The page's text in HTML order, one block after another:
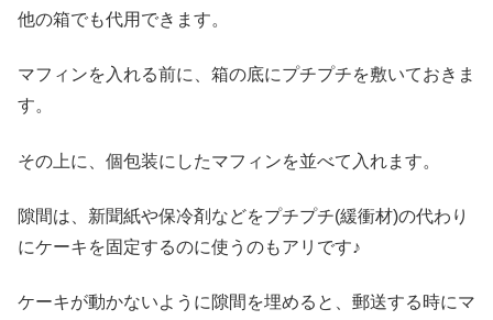
他の箱でも代用できます。
マフィンを入れる前に、箱の底にプチプチを敷いておきま
す。
その上に、個包装にしたマフィンを並べて入れます。
隙間は、新聞紙や保冷剤などをプチプチ(緩衝材)の代わり
にケーキを固定するのに使うのもアリです♪
ケーキが動かないように隙間を埋めると、郵送する時にマ